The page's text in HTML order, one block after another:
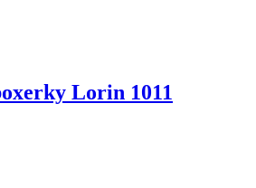
Lorin 1011